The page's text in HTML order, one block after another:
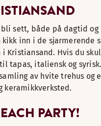
bli sett, både på dagtid
inn i de
i Kristiansand. Hvis du
tapas, italiensk og syrisk.
av hvite trehus
keramikkverksted.
PARTY!